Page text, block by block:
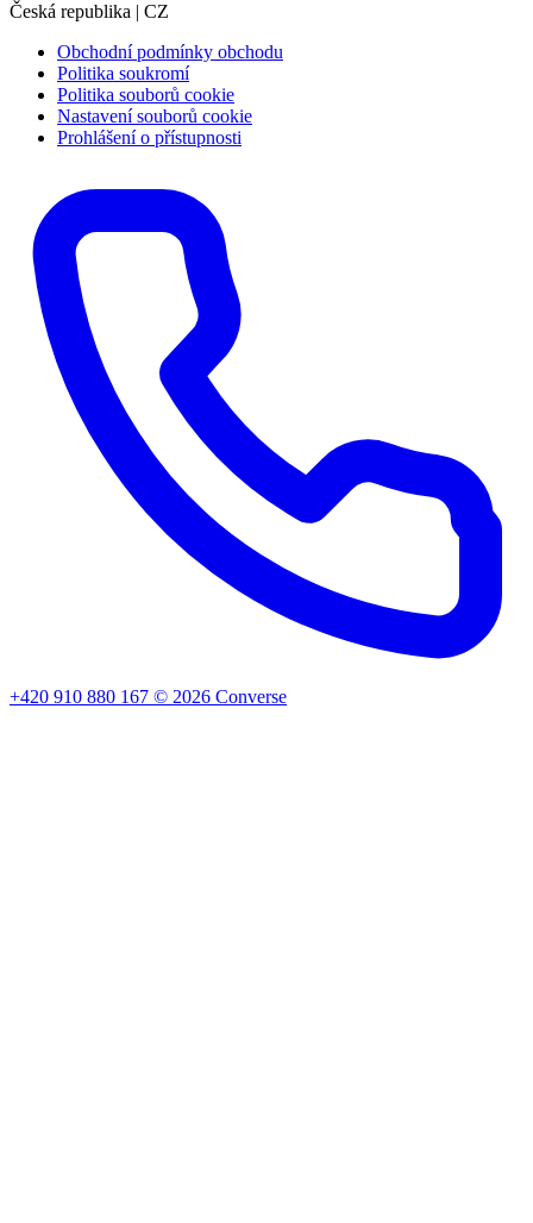
Česká republika | CZ
Obchodní podmínky obchodu
Politika soukromí
Politika souborů cookie
Nastavení souborů cookie
Prohlášení o přístupnosti
+420 910 880 167 © 2026 Converse